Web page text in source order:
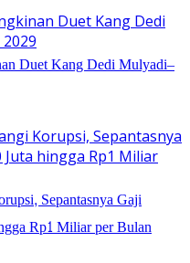
Duet Kang Dedi Mulyadi–
Sepantasnya Gaji
Rp1 Miliar per Bulan